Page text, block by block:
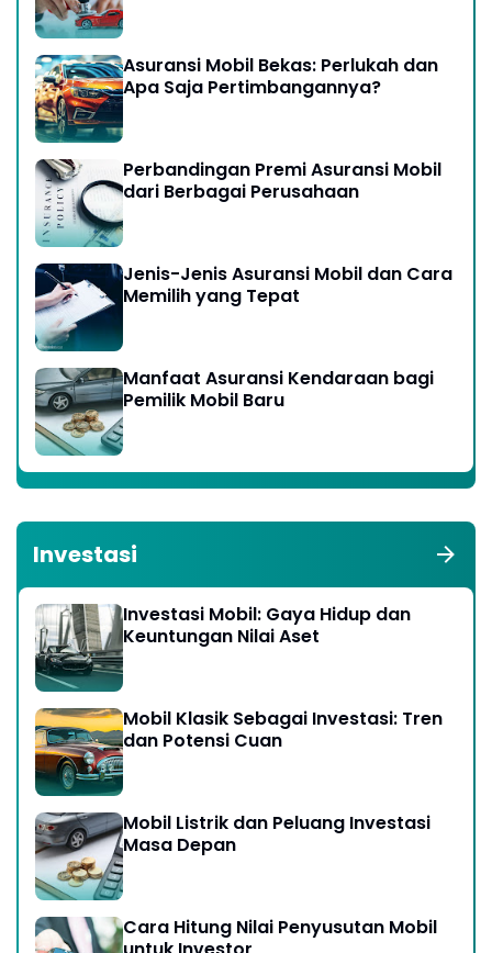
Asuransi Mobil Bekas: Perlukah dan
Apa Saja Pertimbangannya?
Perbandingan Premi Asuransi Mobil
dari Berbagai Perusahaan
Jenis-Jenis Asuransi Mobil dan Cara
Memilih yang Tepat
Manfaat Asuransi Kendaraan bagi
Pemilik Mobil Baru
Investasi
Investasi Mobil: Gaya Hidup dan
Keuntungan Nilai Aset
Mobil Klasik Sebagai Investasi: Tren
dan Potensi Cuan
Mobil Listrik dan Peluang Investasi
Masa Depan
Cara Hitung Nilai Penyusutan Mobil